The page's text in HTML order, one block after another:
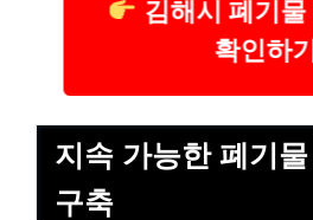
김해시 폐기물
확인하기
지속 가능한 폐기
구축